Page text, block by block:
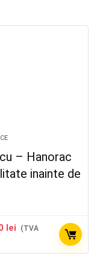
– Hanorac
inainte de
lei
(TVA